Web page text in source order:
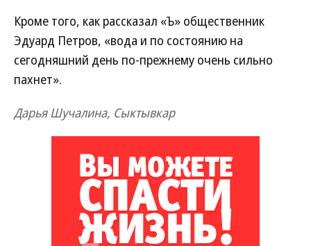
Кроме того, как рассказал «Ъ» общественник
Эдуард Петров, «вода и по состоянию на
сегодняшний день по-прежнему очень сильно
пахнет».
Дарья Шучалина, Сыктывкар